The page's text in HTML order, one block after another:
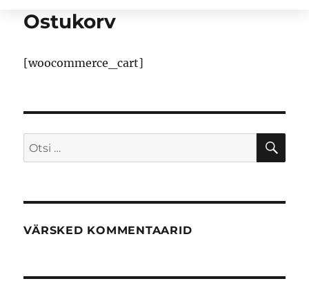
Ostukorv
[woocommerce_cart]
VÄRSKED KOMMENTAARID